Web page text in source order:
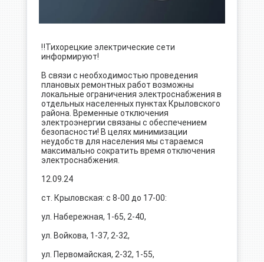
‼️Тихорецкие электрические сети
информируют!
В связи с необходимостью проведения
плановых ремонтных работ возможны
локальные ограничения электроснабжения в
отдельных населенных пунктах Крыловского
района. Временные отключения
электроэнергии связаны с обеспечением
безопасности! В целях минимизации
неудобств для населения мы стараемся
максимально сократить время отключения
электроснабжения.
12.09.24
ст. Крыловская: с 8-00 до 17-00:
ул. Набережная, 1-65, 2-40,
ул. Войкова, 1-37, 2-32,
ул. Первомайская, 2-32, 1-55,